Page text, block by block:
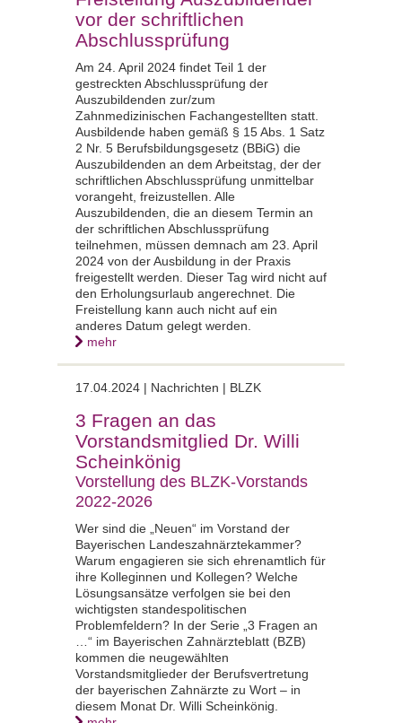
vor der schriftlichen
Abschlussprüfung
Am 24. April 2024 findet Teil 1 der
gestreckten Abschlussprüfung der
Auszubildenden zur/zum
Zahnmedizinischen Fachangestellten statt.
Ausbildende haben gemäß § 15 Abs. 1 Satz
2 Nr. 5 Berufsbildungsgesetz (BBiG) die
Auszubildenden an dem Arbeitstag, der der
schriftlichen Abschlussprüfung unmittelbar
vorangeht, freizustellen. Alle
Auszubildenden, die an diesem Termin an
der schriftlichen Abschlussprüfung
teilnehmen, müssen demnach am 23. April
2024 von der Ausbildung in der Praxis
freigestellt werden. Dieser Tag wird nicht auf
den Erholungsurlaub angerechnet. Die
Freistellung kann auch nicht auf ein
anderes Datum gelegt werden.
mehr
17.04.2024 | Nachrichten | BLZK
3 Fragen an das
Vorstandsmitglied Dr. Willi
Scheinkönig
Vorstellung des BLZK-Vorstands
2022-2026
Wer sind die „Neuen“ im Vorstand der
Bayerischen Landeszahnärztekammer?
Warum engagieren sie sich ehrenamtlich für
ihre Kolleginnen und Kollegen? Welche
Lösungsansätze verfolgen sie bei den
wichtigsten standespolitischen
Problemfeldern? In der Serie „3 Fragen an
…“ im Bayerischen Zahnärzteblatt (BZB)
kommen die neugewählten
Vorstandsmitglieder der Berufsvertretung
der bayerischen Zahnärzte zu Wort – in
diesem Monat Dr. Willi Scheinkönig.